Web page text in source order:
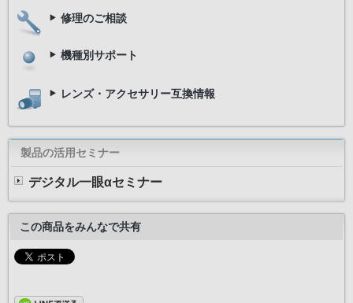
修理のご相談
機種別サポート
レンズ・アクセサリー互換情報
製品の活用セミナー
デジタル一眼αセミナー
この商品をみんなで共有